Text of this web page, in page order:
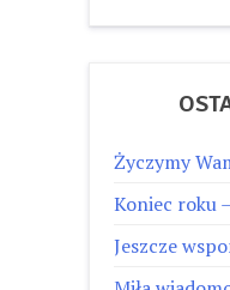
Życzymy
Koniec roku
Jeszcze